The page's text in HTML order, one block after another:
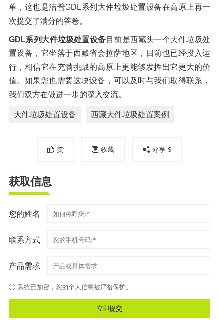
单，这也是洁普GDL系列大件垃圾处置设备在高原上再一
次提交了满分的答卷。
GDL系列大件垃圾处置设备 目前是西藏头一个大件垃圾处
置设备，它坐落于西藏省会拉萨地区，目前也已经投入运
行，相信它在充满挑战的高原上更能够发挥出它更大的价
值。如果您也需要这块设备，可以及时与我们取得联系，
我们双方在做进一步的深入交流。
大件垃圾处置设备 西藏大件垃圾处置案例
赞 收藏 分享 9
获取信息
您的姓名
联系方式
产品需求
系统已加密，您的个人信息被严格保护。